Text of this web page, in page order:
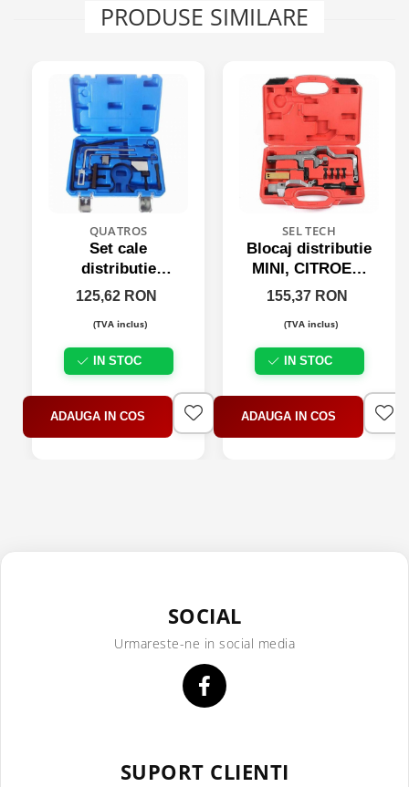
PRODUSE SIMILARE
QUATROS
Set cale
distributie
PEUGEOT
125,62 RON
(TVA inclus)
IN STOC
ADAUGA IN COS
SEL TECH
Blocaj distributie
MINI, CITROEN,
PEUGEOT: 1.4 /
155,37 RON
(TVA inclus)
IN STOC
ADAUGA IN COS
SOCIAL
Urmareste-ne in social media
SUPORT CLIENTI